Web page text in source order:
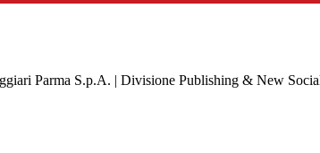
Parma S.p.A. | Divisione Publishing & New